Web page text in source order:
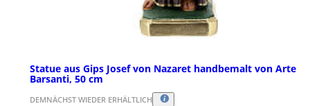
Statue aus Gips Josef von Nazaret handbemalt von Arte
Barsanti, 50 cm
DEMNÄCHST WIEDER ERHÄLTLICH